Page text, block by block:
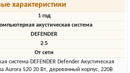
характеристики
1 год
акустическая система
DEFENDER
2.5
От сети
система DEFENDER Defender Акустическая
Aurora S20 20 Вт, деревянный корпус, 220В